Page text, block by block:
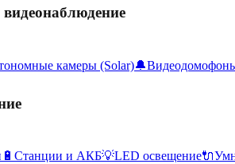
видеонаблюдение
камеры (Solar)🔔
🔋 Станции и АКБ💡LED освещение🔌